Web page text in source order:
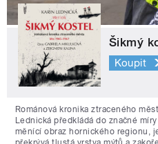
Šikmý
Koupit
Románová kronika ztraceného
Lednická předkládá do značné
měnící obraz hornického regionu,